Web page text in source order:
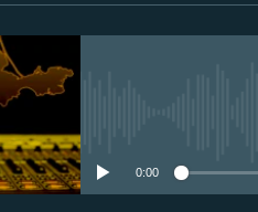
0:00